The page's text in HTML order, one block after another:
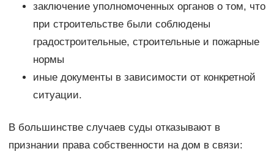
заключение уполномоченных органов о том, что
при строительстве были соблюдены
градостроительные, строительные и пожарные
нормы
иные документы в зависимости от конкретной
ситуации.
В большинстве случаев суды отказывают в
признании права собственности на дом в связи: